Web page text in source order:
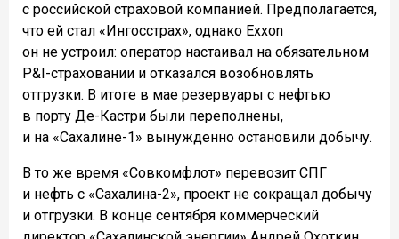
с российской страховой компанией. Предполагается,
что ей стал «Ингосстрах», однако Exxon
он не устроил: оператор настаивал на обязательном
P&I-страховании и отказался возобновлять
отгрузки. В итоге в мае резервуары с нефтью
в порту Де-Кастри были переполнены,
и на «Сахалине-1» вынужденно остановили добычу.
В то же время «Совкомфлот» перевозит СПГ
и нефть с «Сахалина-2», проект не сокращал добычу
и отгрузки. В конце сентября коммерческий